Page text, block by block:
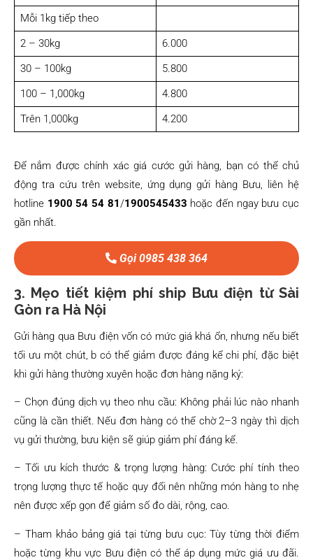
Mỗi 1kg tiếp theo
2 – 30kg
6.000
30 – 100kg
5.800
100 – 1,000kg
4.800
Trên 1,000kg
4.200
Để nắm được chính xác giá cước gửi hàng, bạn có thể chủ
động tra cứu trên website, ứng dụng gửi hàng Bưu, liên hệ
hotline 1900 54 54 81/1900545433 hoặc đến ngay bưu cục
gần nhất.
Gọi 0985 438 364
3. Mẹo tiết kiệm phí ship Bưu điện từ Sài
Gòn ra Hà Nội
Gửi hàng qua Bưu điện vốn có mức giá khá ổn, nhưng nếu biết
tối ưu một chút, b có thể giảm được đáng kể chi phí, đặc biệt
khi gửi hàng thường xuyên hoặc đơn hàng nặng ký:
– Chọn đúng dịch vụ theo nhu cầu: Không phải lúc nào nhanh
cũng là cần thiết. Nếu đơn hàng có thể chờ 2–3 ngày thì dịch
vụ gửi thường, bưu kiện sẽ giúp giảm phí đáng kể.
– Tối ưu kích thước & trọng lượng hàng: Cước phí tính theo
trọng lượng thực tế hoặc quy đổi nên những món hàng to nhẹ
nên được xếp gọn để giảm số đo dài, rộng, cao.
– Tham khảo bảng giá tại từng bưu cục: Tùy từng thời điểm
hoặc từng khu vực Bưu điện có thể áp dụng mức giá ưu đãi.